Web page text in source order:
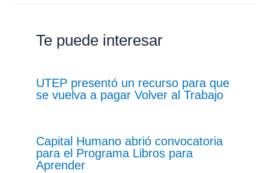
Te puede interesar
UTEP presentó un recurso para que
se vuelva a pagar Volver al Trabajo
Capital Humano abrió convocatoria
para el Programa Libros para
Aprender